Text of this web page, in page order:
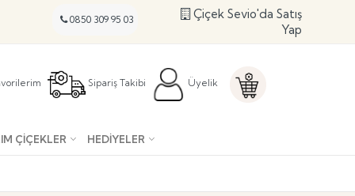
0850 309 95 03
Çiçek Sevio'da Satış
Yap
Sipariş Takibi Üyelik
ÇIÇEKLER HEDIYELER